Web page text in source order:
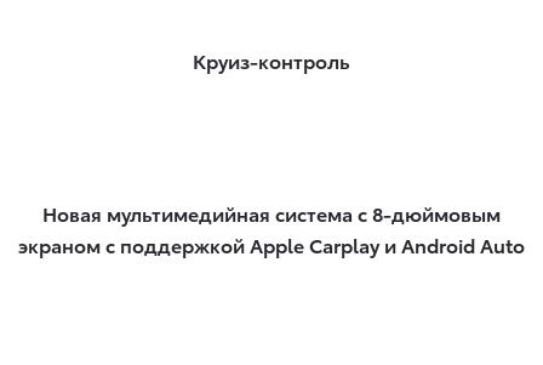
Круиз-контроль​
Новая мультимедийная система с 8-дюймовым
экраном с поддержкой Apple Carplay и Android Auto​